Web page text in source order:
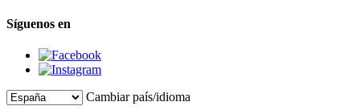
Síguenos en
Cambiar país/idioma